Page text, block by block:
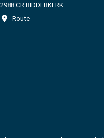
2988 CR RIDDERKERK
Route